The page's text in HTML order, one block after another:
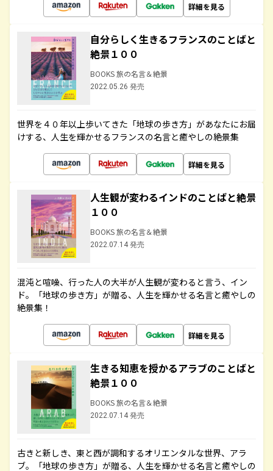
詳細を見る
自分らしく生きるフランスのことばと
絶景１００
BOOKS 旅の名言＆絶景
2022.05.26 発売
世界を４０年以上歩いてきた「地球の歩き方」があなたにお届
けする、人生を輝かせるフランスの名言と癒やしの絶景集
詳細を見る
人生観が変わるインドのことばと絶景
１００
BOOKS 旅の名言＆絶景
2022.07.14 発売
混沌と喧噪、行った人の大半が人生観が変わると言う、イン
ド。「地球の歩き方」が贈る、人生を輝かせる名言と癒やしの
絶景集！
詳細を見る
生きる知恵を授かるアラブのことばと
絶景１００
BOOKS 旅の名言＆絶景
2022.07.14 発売
古きと新しき、東と西が調和するオリエンタルな世界、アラ
ブ。「地球の歩き方」が贈る、人生を輝かせる名言と癒やしの